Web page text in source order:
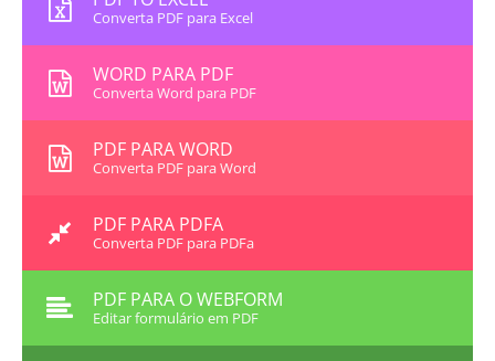
Converta PDF para Excel
WORD PARA PDF
Converta Word para PDF
PDF PARA WORD
Converta PDF para Word
PDF PARA PDFA
Converta PDF para PDFa
PDF PARA O WEBFORM
Editar formulário em PDF